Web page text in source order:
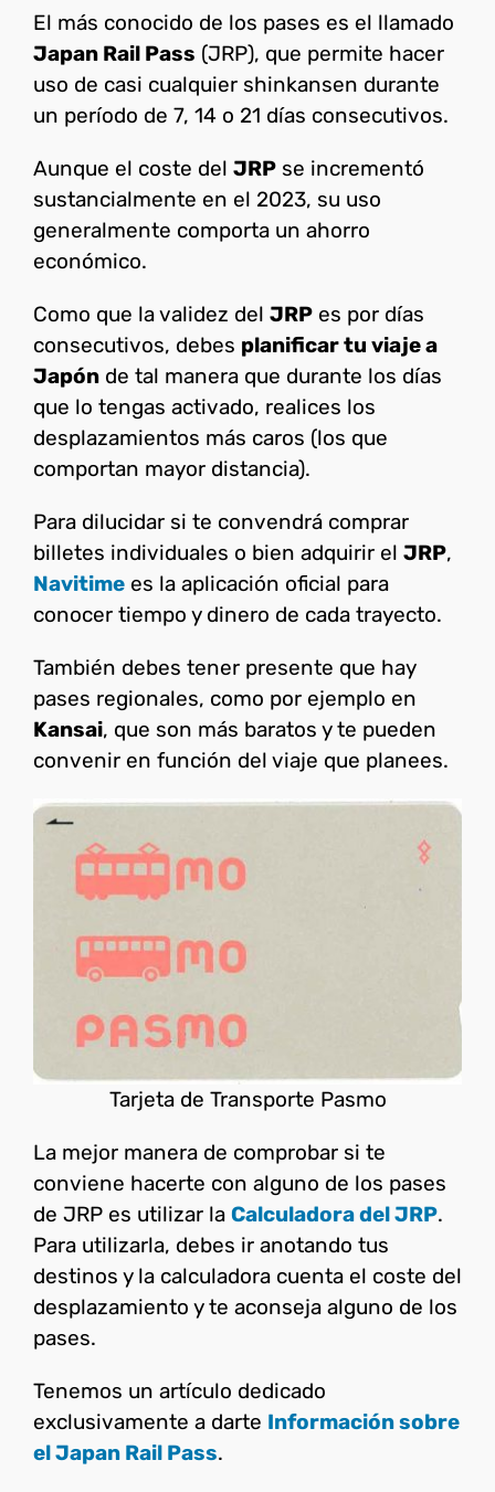
El más conocido de los pases es el llamado
Japan Rail Pass (JRP), que permite hacer
uso de casi cualquier shinkansen durante
un período de 7, 14 o 21 días consecutivos.
Aunque el coste del JRP se incrementó
sustancialmente en el 2023, su uso
generalmente comporta un ahorro
económico.
Como que la validez del JRP es por días
consecutivos, debes planificar tu viaje a
Japón de tal manera que durante los días
que lo tengas activado, realices los
desplazamientos más caros (los que
comportan mayor distancia).
Para dilucidar si te convendrá comprar
billetes individuales o bien adquirir el JRP,
Navitime es la aplicación oficial para
conocer tiempo y dinero de cada trayecto.
También debes tener presente que hay
pases regionales, como por ejemplo en
Kansai, que son más baratos y te pueden
convenir en función del viaje que planees.
Tarjeta de Transporte Pasmo
La mejor manera de comprobar si te
conviene hacerte con alguno de los pases
de JRP es utilizar la Calculadora del JRP.
Para utilizarla, debes ir anotando tus
destinos y la calculadora cuenta el coste del
desplazamiento y te aconseja alguno de los
pases.
Tenemos un artículo dedicado
exclusivamente a darte Información sobre
el Japan Rail Pass.